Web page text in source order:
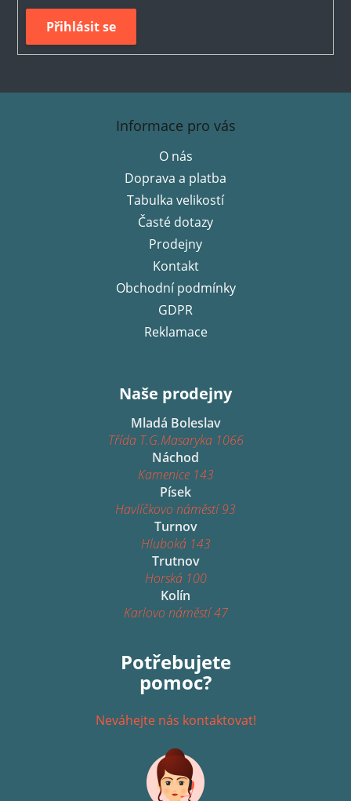
Přihlásit se
Z
Informace pro vás
O nás
Doprava a platba
Tabulka velikostí
Časté dotazy
Prodejny
Kontakt
Obchodní podmínky
GDPR
Reklamace
Naše prodejny
Mladá Boleslav
Třída T.G.Masaryka 1066
Náchod
Kamenice 143
Písek
Havlíčkovo náměstí 93
Turnov
Hluboká 143
Trutnov
Horská 100
Kolín
Karlovo náměstí 47
Potřebujete
pomoc?
Neváhejte nás kontaktovat!